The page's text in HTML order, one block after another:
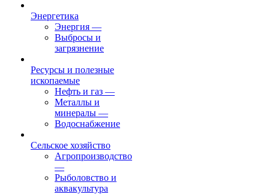
Энергетика
Энергия —
Выбросы и
загрязнение
Ресурсы и полезные
ископаемые
Нефть и газ —
Металлы и
минералы —
Водоснабжение
Сельское хозяйство
Агропроизводство
—
Рыболовство и
аквакультура